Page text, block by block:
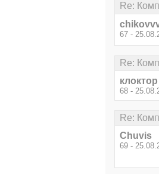
Re:
67 -
Re:
клоктор
68 -
Re:
Chuvis
69 -